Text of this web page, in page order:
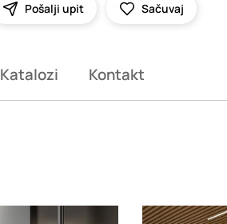
Pošalji upit Sačuvaj
Katalozi Kontakt
Loading